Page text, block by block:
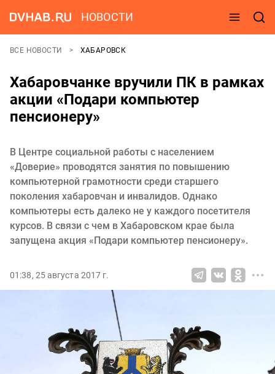
НОВОСТИ
ВСЕ НОВОСТИ ХАБАРОВСК
Хабаровчанке вручили ПК в рамках
акции «Подари компьютер
пенсионеру»
В Центре социальной работы с населением
«Доверие» проводятся занятия по повышению
компьютерной грамотности среди старшего
поколения хабаровчан и инвалидов. Однако
компьютеры есть далеко не у каждого посетителя
курсов. В связи с чем в Хабаровском крае была
запущена акция «Подари компьютер пенсионеру».
01:38, 25 августа 2017 г.